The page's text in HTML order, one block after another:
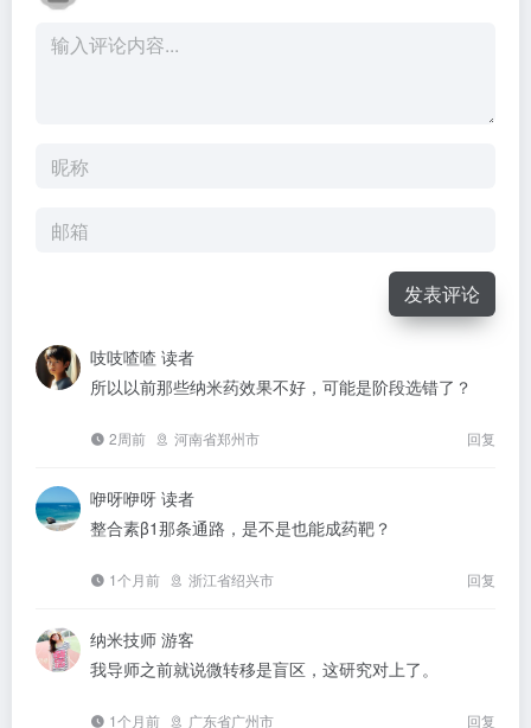
发表评论
吱吱喳喳 读者
所以以前那些纳米药效果不好，可能是阶段选错了？
2周前 河南省郑州市 回复
咿呀咿呀 读者
整合素β1那条通路，是不是也能成药靶？
1个月前 浙江省绍兴市 回复
纳米技师 游客
我导师之前就说微转移是盲区，这研究对上了。
1个月前 广东省广州市 回复